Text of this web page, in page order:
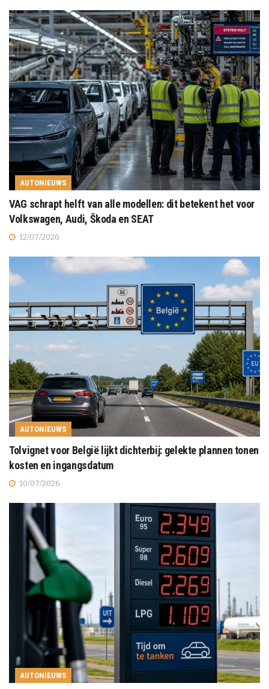
AUTONIEUWS
VAG schrapt helft van alle modellen: dit betekent het voor
Volkswagen, Audi, Škoda en SEAT
12/07/2026
AUTONIEUWS
Tolvignet voor België lijkt dichterbij: gelekte plannen tonen
kosten en ingangsdatum
10/07/2026
AUTONIEUWS